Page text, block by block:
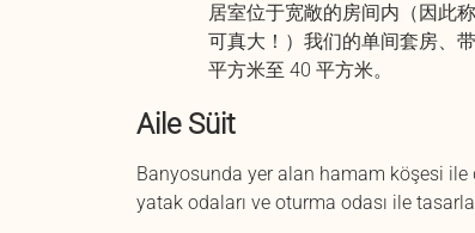
居室位于宽敞的房间内（因此
可真大！）我们的单间套房、
平方米至 40 平方米。
Aile Süit
Banyosunda yer alan hamam köşesi
yatak odaları ve oturma odası ile